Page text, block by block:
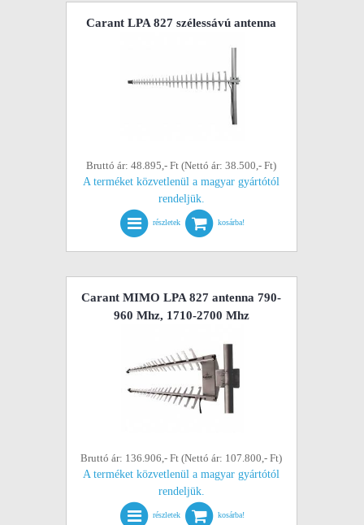
Carant LPA 827 szélessávú antenna
Bruttó ár: 48.895,- Ft (Nettó ár: 38.500,- Ft)
A terméket közvetlenül a magyar gyártótól
rendeljük.
részletek kosárba!
Carant MIMO LPA 827 antenna 790-
960 Mhz, 1710-2700 Mhz
Bruttó ár: 136.906,- Ft (Nettó ár: 107.800,- Ft)
A terméket közvetlenül a magyar gyártótól
rendeljük.
részletek kosárba!